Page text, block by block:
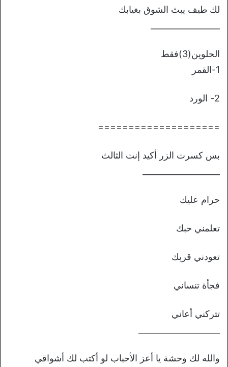
لك طيف يبث الشوق بغيابك
الحلوين(3)فقط
1-القمر
2- الورد
====================
بس كسرت الزر أكيد إنت الثالث
حرام عليك
تعلمني حبك
تعودني قربك
فجأة تنساني
تتركني أعاني
والله لك وحشة يا أعز الأحباب لو أكتب لك أشواقي